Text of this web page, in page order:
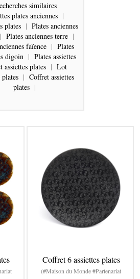
similaires
plates anciennes |
plates | Plates anciennes
| Plates anciennes terre |
faïence | Plates
digoin | Plates assiettes
assiettes plates | Lot
plates | Coffret assiettes
plates |
Coffret 6 assiettes plates
(#Maison du Monde #Partenariat